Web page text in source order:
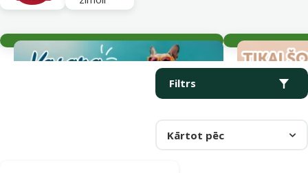
Filtrs
Kārtot pēc
Produkti kategorijā Tualetes grauzējiem